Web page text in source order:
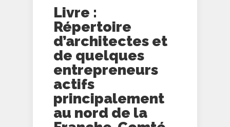
Livre :
Répertoire
d’architectes et
de quelques
entrepreneurs
actifs
principalement
au nord de la